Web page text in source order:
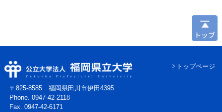
〒825-8585 福岡県田川市伊田4395
Phone. 0947-42-2118
Fax. 0947-42-6171
トップページ